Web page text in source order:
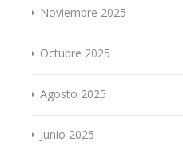
Noviembre 2025
Octubre 2025
Agosto 2025
Junio 2025